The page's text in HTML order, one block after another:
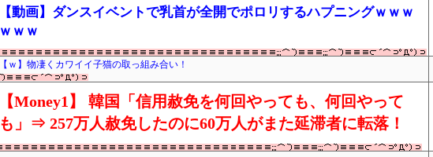
【動画】ダンスイベントで乳首が全開でポロリするハプニングｗｗｗ
ｗｗｗ
【ｗ】物凄くカワイイ子猫の取っ組み合い！
【Money1】 韓国「信用赦免を何回やっても、何回やって
も」⇒ 257万人赦免したのに60万人がまた延滞者に転落！